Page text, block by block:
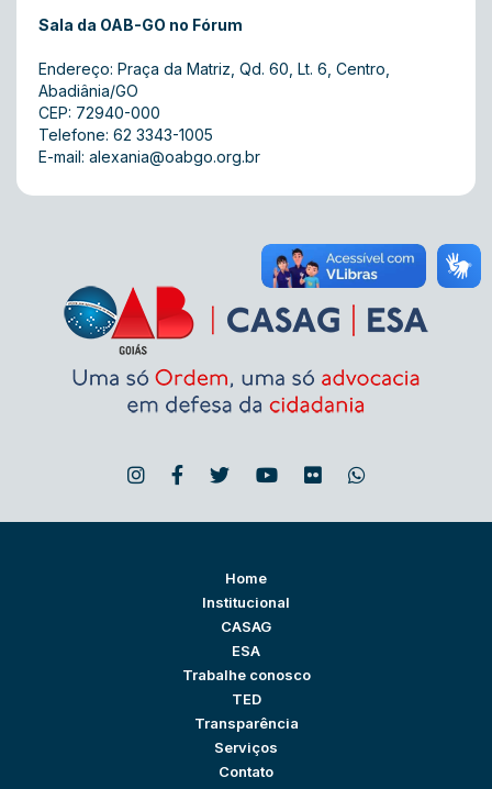
Sala da OAB-GO no Fórum
Endereço: Praça da Matriz, Qd. 60, Lt. 6, Centro,
Abadiânia/GO
CEP: 72940-000
Telefone: 62 3343-1005
E-mail: alexania@oabgo.org.br
Home
Institucional
CASAG
ESA
Trabalhe conosco
TED
Transparência
Serviços
Contato